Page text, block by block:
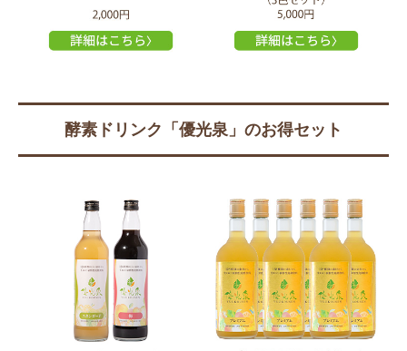
酵素ドリンク「優光泉」のお得セット